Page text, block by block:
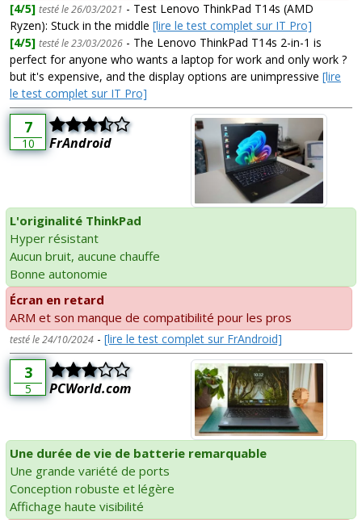
[4/5] testé le 26/03/2021 - Test Lenovo ThinkPad T14s (AMD
Ryzen): Stuck in the middle [lire le test complet sur IT Pro]
[4/5] testé le 23/03/2026 - The Lenovo ThinkPad T14s 2-in-1 is
perfect for anyone who wants a laptop for work and only work ?
but it's expensive, and the display options are unimpressive [lire
le test complet sur IT Pro]
7
10 FrAndroid
L'originalité ThinkPad
Hyper résistant
Aucun bruit, aucune chauffe
Bonne autonomie
Écran en retard
ARM et son manque de compatibilité pour les pros
testé le 24/10/2024 - [lire le test complet sur FrAndroid]
3
5 PCWorld.com
Une durée de vie de batterie remarquable
Une grande variété de ports
Conception robuste et légère
Affichage haute visibilité